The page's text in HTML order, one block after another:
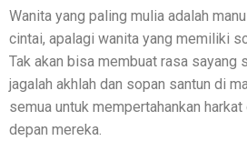
Wanita yang paling mulia adalah
cintai, apalagi wanita yang memiliki
Tak akan bisa membuat rasa sayang
jagalah akhlah dan sopan santun di
semua untuk mempertahankan
depan mereka.